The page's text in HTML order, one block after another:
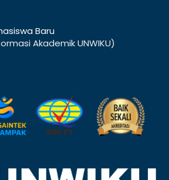
Baru
Akademik UNWIKU)